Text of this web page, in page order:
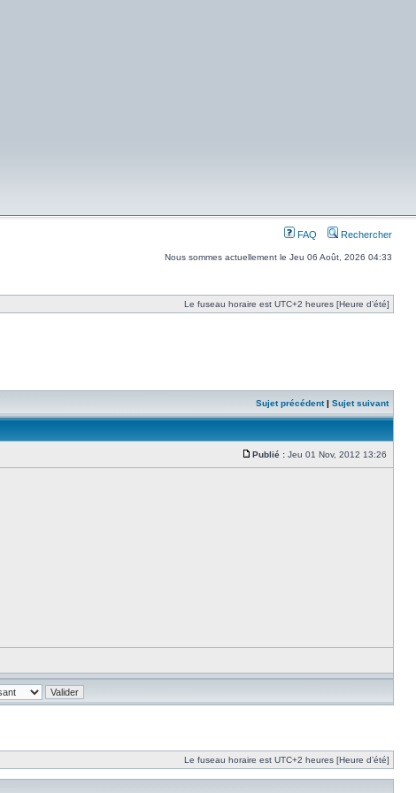
FAQ Rechercher
Nous sommes actuellement le Jeu 06 Août, 2026 04:33
Le fuseau horaire est UTC+2 heures [Heure d’été]
Sujet précédent| Sujet suivant
Publié : Jeu 01 Nov, 2012 13:26
Le fuseau horaire est UTC+2 heures [Heure d’été]